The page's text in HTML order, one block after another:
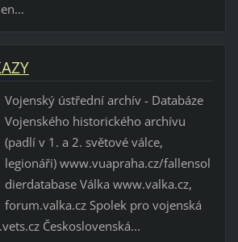
Vojenský ústřední archív - Databáze
Vojenského historického archívu
(padlí v 1. a 2. světové válce,
legionáři) www.vuapraha.cz/fallensol
dierdatabase Válka www.valka.cz,
forum.valka.cz Spolek pro vojenská
Československá...